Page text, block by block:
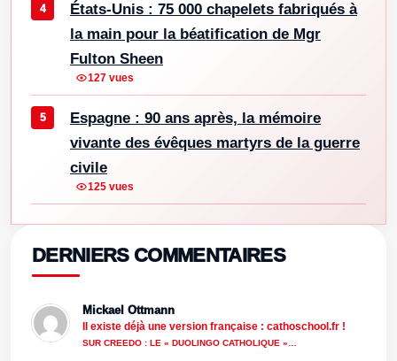
États-Unis : 75 000 chapelets fabriqués à
la main pour la béatification de Mgr
Fulton Sheen
127 vues
Espagne : 90 ans après, la mémoire
vivante des évêques martyrs de la guerre
civile
125 vues
DERNIERS COMMENTAIRES
Mickael Ottmann
Il existe déjà une version française : cathoschool.fr !
SUR CREEDO : LE « DUOLINGO CATHOLIQUE »…